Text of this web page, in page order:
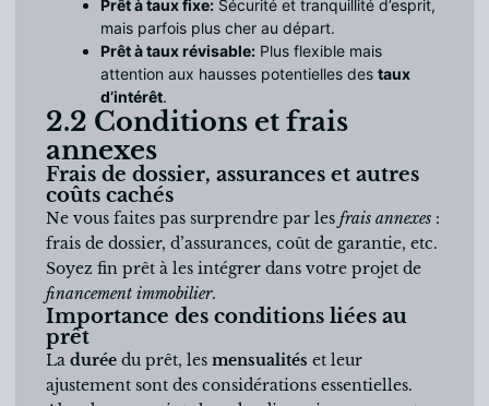
Prêt à taux fixe: Sécurité et tranquillité d’esprit,
mais parfois plus cher au départ.
Prêt à taux révisable: Plus flexible mais
attention aux hausses potentielles des taux
d’intérêt.
2.2 Conditions et frais
annexes
Frais de dossier, assurances et autres
coûts cachés
Ne vous faites pas surprendre par les frais annexes :
frais de dossier, d’assurances, coût de garantie, etc.
Soyez fin prêt à les intégrer dans votre projet de
financement immobilier.
Importance des conditions liées au
prêt
La durée du prêt, les mensualités et leur
ajustement sont des considérations essentielles.